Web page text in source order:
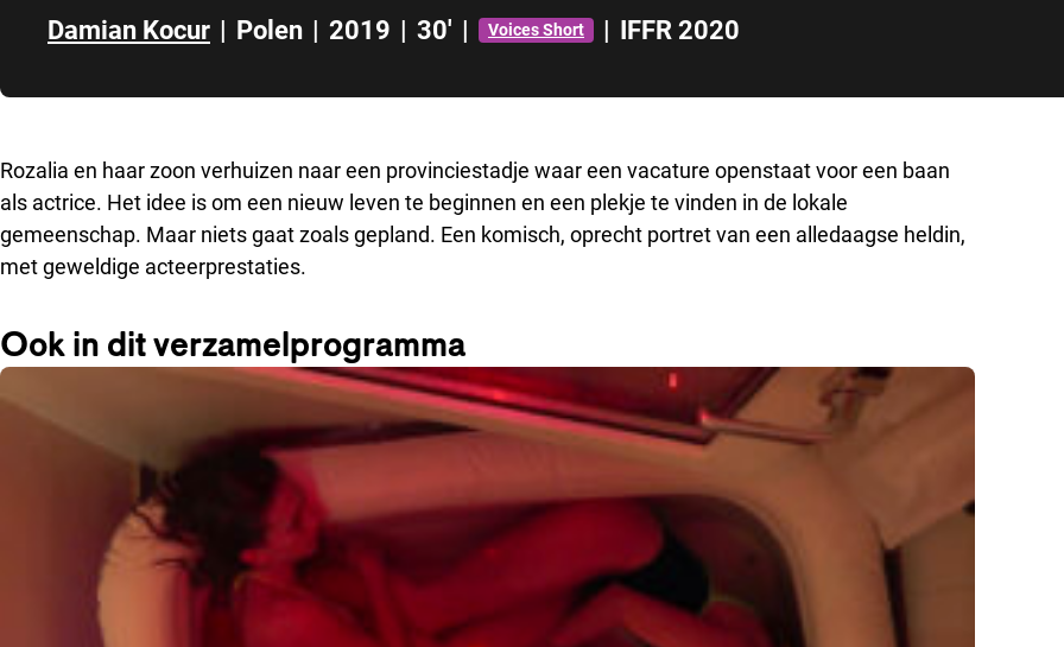
Damian Kocur | Polen | 2019 | 30' | Voices Short | IFFR 2020
Rozalia en haar zoon verhuizen naar een provinciestadje waar een vacature openstaat voor een baan
als actrice. Het idee is om een nieuw leven te beginnen en een plekje te vinden in de lokale
gemeenschap. Maar niets gaat zoals gepland. Een komisch, oprecht portret van een alledaagse heldin,
met geweldige acteerprestaties.
Ook in dit verzamelprogramma